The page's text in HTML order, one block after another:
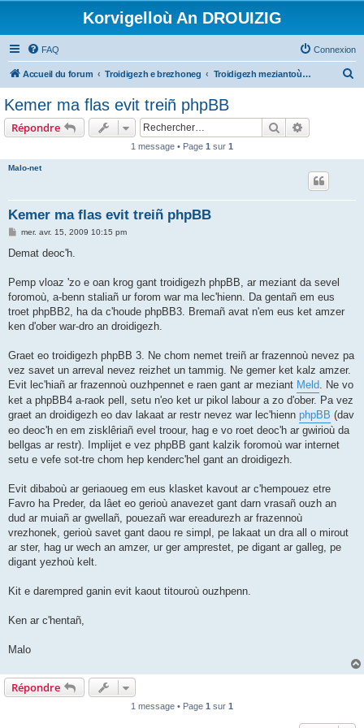
Korvigelloù An DROUIZIG
FAQ Connexion
Accueil du forum Troidigezh e brezhoneg Troidigezh meziantoù all (frank a wirioù evit an darn vrasañ anezho)
Kemer ma flas evit treiñ phpBB
Répondre Rechercher
1 message • Page 1 sur 1
Malo-net
Kemer ma flas evit treiñ phpBB
M
s
g
mer. avr. 15, 2009 10:15 pm
Demat deoc'h.
Pemp vloaz 'zo e oan krog gant troidigezh phpBB, ar meziant da sevel
foromoù, a-benn staliañ ur forom war ma lec'hienn. Da gentañ em eus
troet phpBB2, ha da c'houde phpBB3. Bremañ avat n'em eus ket amzer
ken d'ober war-dro an droidigezh.
Graet eo troidigezh phpBB 3. Ne chom nemet treiñ ar frazennoù nevez pa
vez savet un arreval nevez reizhet un tammig. Ne gemer ket kalz amzer.
Evit lec'hiañ ar frazennoù ouzhpennet e raen gant ar meziant Meld. Ne vo
ket a phpBB4 a-raok pell, setu n'eo ket ur pikol labour a zo d'ober. Pa vez
graet an droidigezh eo dav lakaat ar restr nevez war lec'hienn phpBB (dav
eo deoc'h en em zisklêriañ evel troour, hag e vo roet deoc'h ar gwirioù da
bellgas ar restr). Implijet e vez phpBB gant kalzik foromoù war internet
setu e vefe sot-tre chom hep kenderc'hel gant an droidigezh.
Evit dibaboù ar geriaoueg em eus klasket kavout ar c'hempouez etre
Favro ha Preder, da lâet eo gerioù anavezet gant darn vrasañ ouzh an
dud ar muiañ ar gwellañ, pouezañ war ereadurezh ar frazennoù
vrezhonek, gerioù savet gant daou re simpl, pe lakaat un dra all o mirout
ar ster, hag ur wech an amzer, ur ger amprestet, pe digant ar galleg, pe
digant yezhoù kelt.
Kit e darempred ganin evit kaout titouroù ouzhpenn.
Ken ar c'hentañ,
Malo
Répondre
1 message • Page 1 sur 1